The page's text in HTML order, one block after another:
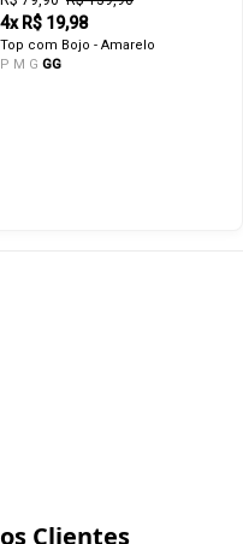
4x R$ 19,98
Top com Bojo - Amarelo
P M G GG
Clientes